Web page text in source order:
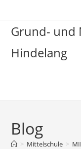
Grund- und
Hindelang
Blog
> Mittelschule >